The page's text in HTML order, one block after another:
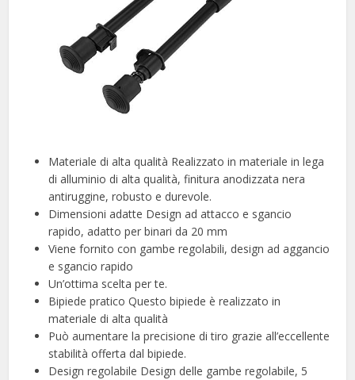
Materiale di alta qualità Realizzato in materiale in lega
di alluminio di alta qualità, finitura anodizzata nera
antiruggine, robusto e durevole.
Dimensioni adatte Design ad attacco e sgancio
rapido, adatto per binari da 20 mm
Viene fornito con gambe regolabili, design ad aggancio
e sgancio rapido
Un’ottima scelta per te.
Bipiede pratico Questo bipiede è realizzato in
materiale di alta qualità
Può aumentare la precisione di tiro grazie all’eccellente
stabilità offerta dal bipiede.
Design regolabile Design delle gambe regolabile, 5